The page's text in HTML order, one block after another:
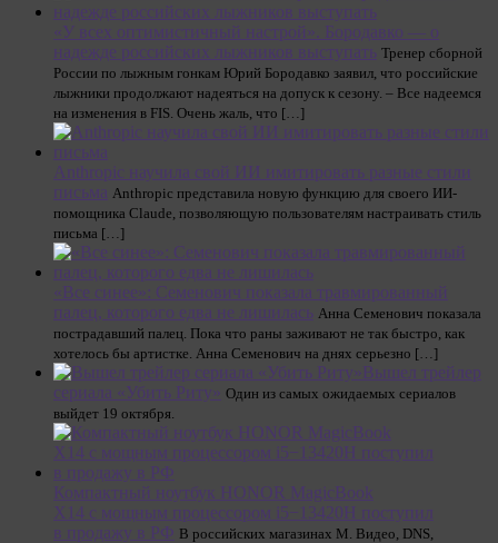
«У всех оптимистичный настрой». Бородавко — о
надежде российских лыжников выступать Тренер сборной
России по лыжным гонкам Юрий Бородавко заявил, что российские
лыжники продолжают надеяться на допуск к сезону. – Все надеемся
на изменения в FIS. Очень жаль, что […]
Anthropic научила свой ИИ имитировать разные стили
письма Anthropic представила новую функцию для своего ИИ-
помощника Claude, позволяющую пользователям настраивать стиль
письма […]
«Все синее»: Семенович показала травмированный
палец, которого едва не лишилась Анна Семенович показала
пострадавший палец. Пока что раны заживают не так быстро, как
хотелось бы артистке. Анна Семенович на днях серьезно […]
Вышел трейлер
сериала «Убить Риту» Один из самых ожидаемых сериалов
выйдет 19 октября.
Компактный ноутбук HONOR MagicBook
X14 с мощным процессором i5−13420H поступил
в продажу в РФ В российских магазинах М. Видео, DNS,